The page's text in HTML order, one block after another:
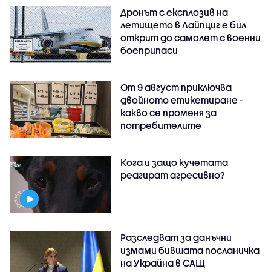
Дронът с експлозив на
летището в Лайпциг е бил
открит до самолет с военни
боеприпаси
От 9 август приключва
двойното етикетиране -
какво се променя за
потребителите
Кога и защо кучетата
реагират агресивно?
Разследват за данъчни
измами бившата посланичка
на Украйна в САЩ